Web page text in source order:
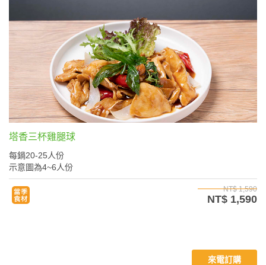
塔香三杯雞腿球
每鍋20-25人份
示意圖為4~6人份
NT$ 1,590
NT$ 1,590
來電訂購